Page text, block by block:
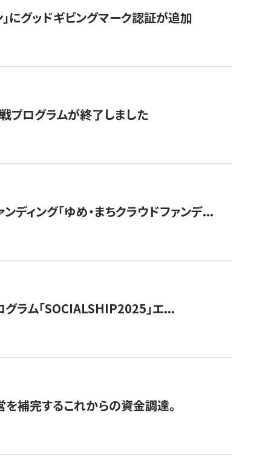
にグッドギビングマーク認証が追加
プログラムが終了しました
ディング「ゆめ・まちクラウドファンデ...
ラム「SOCIALSHIP2025」エ...
補完するこれからの資金調達。